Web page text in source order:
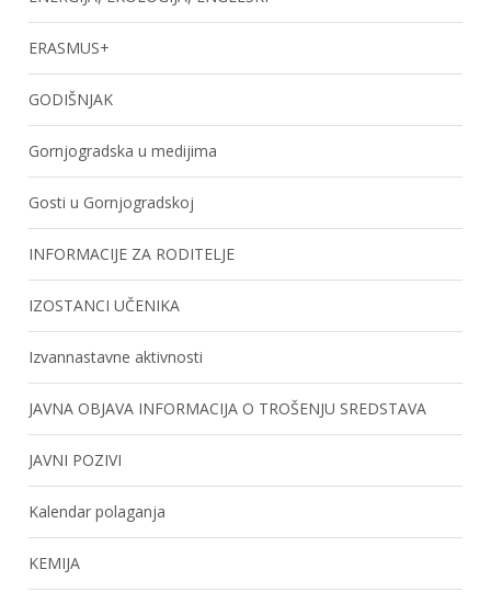
ERASMUS+
GODIŠNJAK
Gornjogradska u medijima
Gosti u Gornjogradskoj
INFORMACIJE ZA RODITELJE
IZOSTANCI UČENIKA
Izvannastavne aktivnosti
JAVNA OBJAVA INFORMACIJA O TROŠENJU SREDSTAVA
JAVNI POZIVI
Kalendar polaganja
KEMIJA